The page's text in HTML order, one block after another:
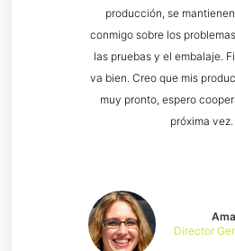
Director
producción, se
conmigo sobre los
las pruebas y el embalaje.
va bien. Creo que mis
muy pronto, espero
próxima vez.